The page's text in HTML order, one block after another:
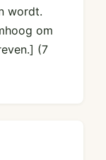
wordt.
om
(7